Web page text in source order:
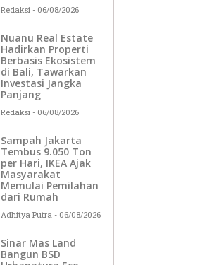
Redaksi 06/08/2026
Nuanu Real Estate
Hadirkan Properti
Berbasis Ekosistem
di Bali, Tawarkan
Investasi Jangka
Panjang
Redaksi 06/08/2026
Sampah Jakarta
Tembus 9.050 Ton
per Hari, IKEA Ajak
Masyarakat
Memulai Pemilahan
dari Rumah
Adhitya Putra 06/08/2026
Sinar Mas Land
Bangun BSD